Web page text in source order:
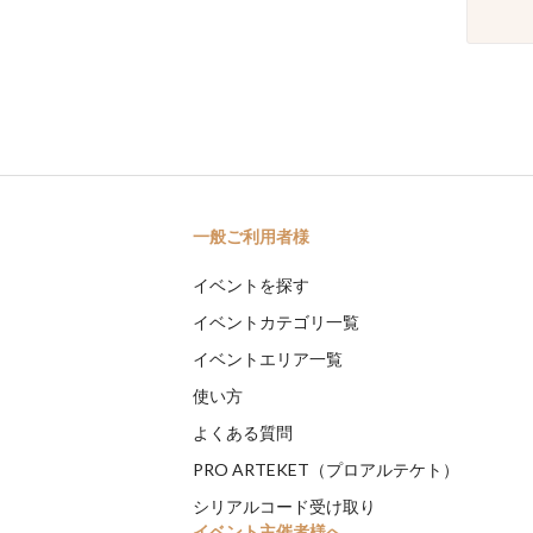
一般ご利用者様
イベントを探す
イベントカテゴリ一覧
イベントエリア一覧
使い方
よくある質問
PRO ARTEKET（プロアルテケト）
シリアルコード受け取り